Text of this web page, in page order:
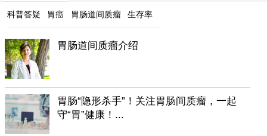
科普答疑 胃癌 胃肠道间质瘤 生存率
胃肠道间质瘤介绍
胃肠“隐形杀手”！关注胃肠间质瘤，一起
守“胃”健康！...